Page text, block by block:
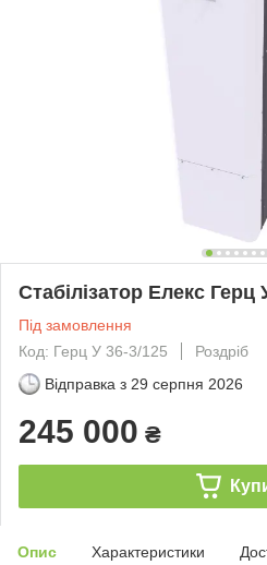
Стабілізатор Елекс
Під замовлення
Код: Герц У 36-3/125
Роздріб
Відправка з 29 серпня 2026
245 000 ₴
Опис Характеристики